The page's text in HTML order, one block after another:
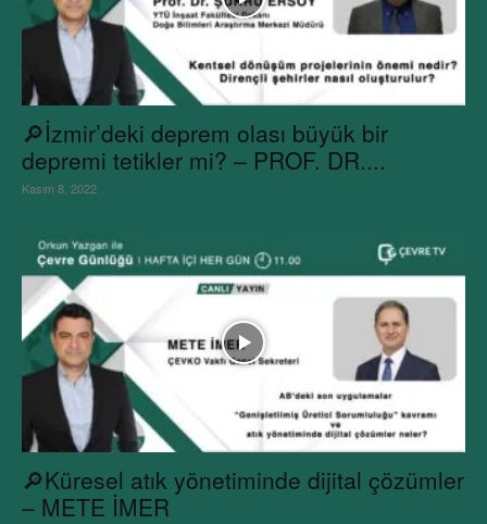
🔎İzmir’deki deprem olası büyük bir
depremi tetikler mi? – PROF. DR....
Kasım 8, 2022
🔎Küresel atık yönetiminde dijital çözümler
– METE İMER